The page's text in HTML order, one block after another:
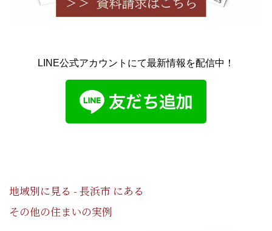
LINE公式アカウントにて最新情報を配信中！
地域別に見る - 長浜市 にある
その他の住まいの実例